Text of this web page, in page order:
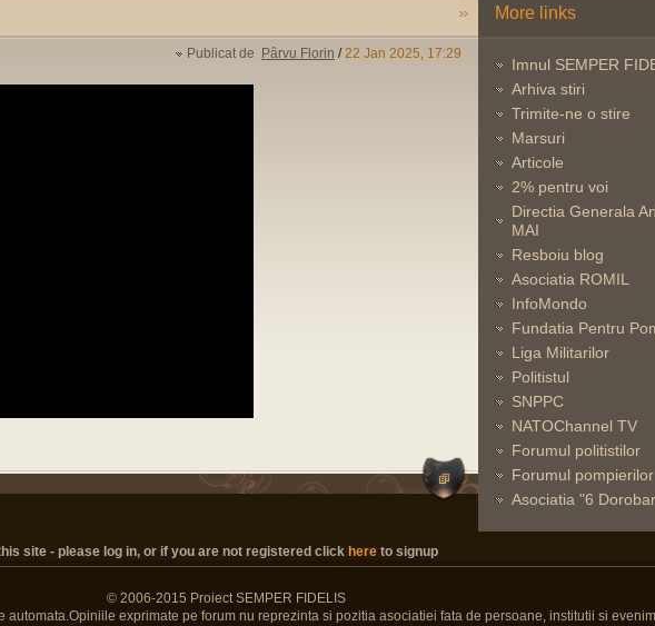
Publicat de Pârvu Florin /22 Jan 2025, 17:29
site - please log in, or if you are not registered click hereto signup
More links
Imnul SEMPER
Arhiva stiri
Trimite-ne o stire
Marsuri
Articole
2% pentru voi
Directia Generala
MAI
Resboiu blog
Asociatia ROMIL
InfoMondo
Fundatia Pentru
Liga Militarilor
Politistul
SNPPC
NATOChannel TV
Forumul politistilor
Forumul pompierilor
Asociatia "6
© 2006-2015 Proiect SEMPER FIDELIS
exprimate pe forum nu reprezinta si pozitia asociatiei fata de persoane, institutii si